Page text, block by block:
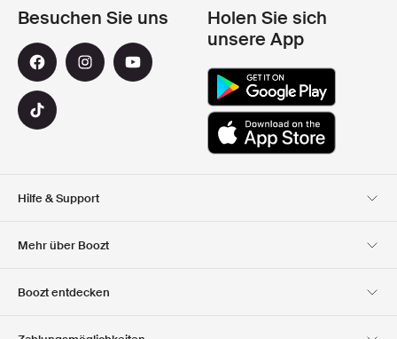
Hilfe & Support
Mehr über Boozt
Boozt entdecken
Besuchen Sie uns
Holen Sie sich
unsere App